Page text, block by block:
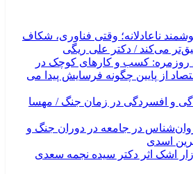
ناعادلانه؛ وقتی فناوری، شکاف
می‌کند / دکتر علی ریگی
روزمره: کسب‌ و کارهای کوچک در
از پایین چگونه فرسایش پیدا می
و افسردگی در زمان جنگ / مهسا
در جامعه در دوران جنگ و
اسدی
اشک اثر دکتر سیده نجمه سعدی